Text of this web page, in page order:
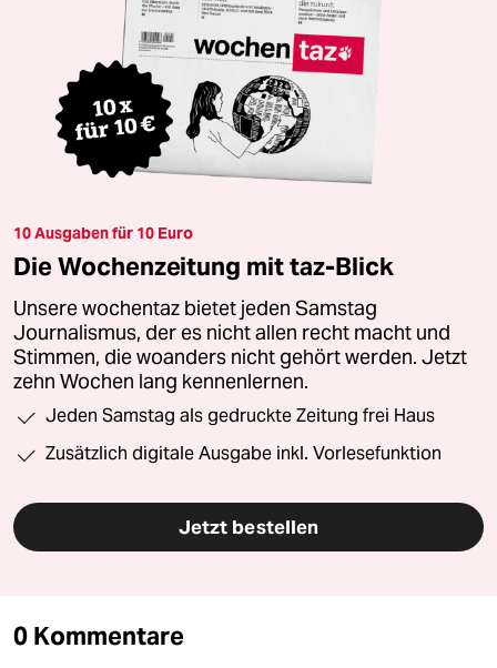
10 Ausgaben für 10 Euro
Die Wochenzeitung mit taz-Blick
Unsere wochentaz bietet jeden Samstag
Journalismus, der es nicht allen recht macht und
Stimmen, die woanders nicht gehört werden. Jetzt
zehn Wochen lang kennenlernen.
Jeden Samstag als gedruckte Zeitung frei Haus
Zusätzlich digitale Ausgabe inkl. Vorlesefunktion
Jetzt bestellen
0 Kommentare